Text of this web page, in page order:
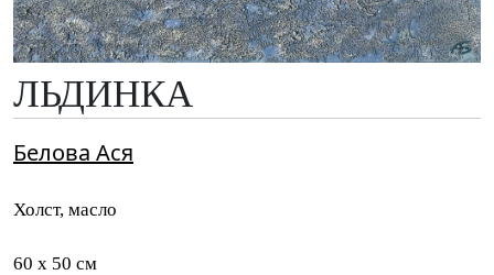
ЛЬДИНКА
Белова Ася
Холст, масло
60 x 50 см